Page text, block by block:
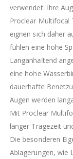
verwendet. Ihre
Proclear Multifocal
eignen sich daher
fühlen eine hohe
Langanhaltend
eine hohe
dauerhafte
Augen werden
Mit Proclear
langer Tragezeit
Die besonderen
Ablagerungen, wie